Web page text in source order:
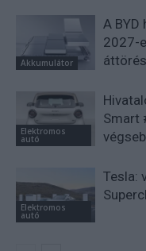
Akkumulátor
A BYD
2027-
Elektromos
autó
Smart
Elektromos
autó
Tesla: